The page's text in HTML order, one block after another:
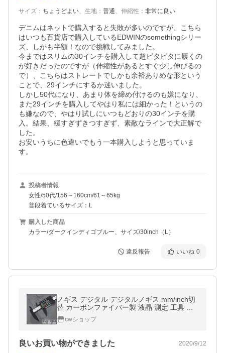
サイズ ： ちょうどよい、 生地 ： 普通、 伸縮性 ： 非常に良い
デニムはネットで購入すると失敗が多いのですが、こちら
はいつも百貨店で購入しているEDWINのsomethingシリー
ズ、しかも半額！なので挑戦してみました。
今まではスリムの30インチを購入して超ピタピタに履くの
が好きだったのですが（伸縮性があるとすぐ少し伸びるの
で）、こちらはストレートでしかも余裕ありめな形という
ことで、29インチにするか迷いました。
しかし50代になり、あまり体を締め付けるのも嫌になり、
また29インチを購入してやはり私には細かった！というの
も嫌なので、やはり試しにいつもどおりの30インチを購
入。結果、緩すぎずきつすぎず、素敵なラインで大正解で
した。
お安いうちに色違いでもう一本購入しようと思っていま
す。
投稿者情報
女性/50代/156～160cm/61～65kg
普段着ているサイズ：L
購入した商品
カラー/ダークインディゴブルー、サイズ/30inch（L）
違反報告 いいね 0
ノギス デジタル デジタルノギス mm/inch切
替 カーボンファイバー製 液晶 測定 工具 サ
イズ ミリ インチ デジタル表示 日曜大工
cwショップ
良いお買い物ができました 2020/9/12